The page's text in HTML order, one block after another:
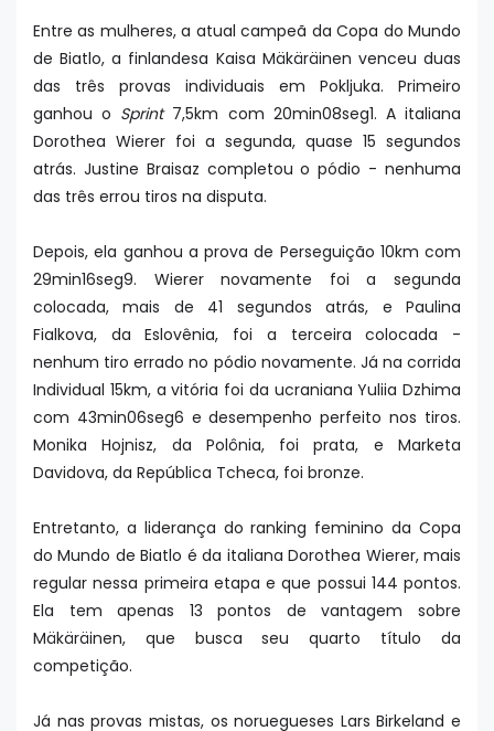
Entre as mulheres, a atual campeã da Copa do Mundo
de Biatlo, a finlandesa Kaisa Mäkäräinen venceu duas
das três provas individuais em Pokljuka. Primeiro
ganhou o Sprint 7,5km com 20min08seg1. A italiana
Dorothea Wierer foi a segunda, quase 15 segundos
atrás. Justine Braisaz completou o pódio - nenhuma
das três errou tiros na disputa.
Depois, ela ganhou a prova de Perseguição 10km com
29min16seg9. Wierer novamente foi a segunda
colocada, mais de 41 segundos atrás, e Paulina
Fialkova, da Eslovênia, foi a terceira colocada -
nenhum tiro errado no pódio novamente. Já na corrida
Individual 15km, a vitória foi da ucraniana Yuliia Dzhima
com 43min06seg6 e desempenho perfeito nos tiros.
Monika Hojnisz, da Polônia, foi prata, e Marketa
Davidova, da República Tcheca, foi bronze.
Entretanto, a liderança do ranking feminino da Copa
do Mundo de Biatlo é da italiana Dorothea Wierer, mais
regular nessa primeira etapa e que possui 144 pontos.
Ela tem apenas 13 pontos de vantagem sobre
Mäkäräinen, que busca seu quarto título da
competição.
Já nas provas mistas, os noruegueses Lars Birkeland e